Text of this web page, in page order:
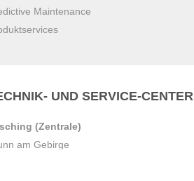
Maintenance
UND SERVICE-CENTER
(Zentrale)
am Gebirge